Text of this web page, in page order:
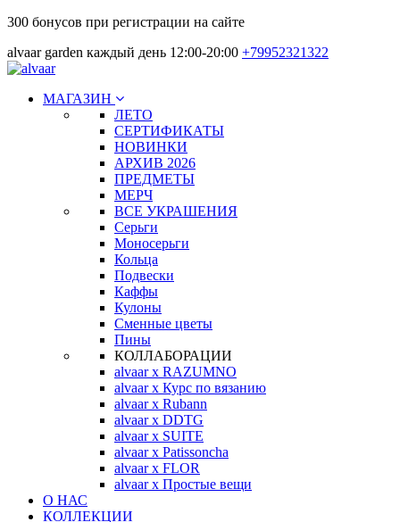
300 бонусов при регистрации на сайте
alvaar garden каждый день 12:00-20:00 +79952321322
МАГАЗИН
ЛЕТО
СЕРТИФИКАТЫ
НОВИНКИ
АРХИВ 2026
ПРЕДМЕТЫ
МЕРЧ
ВСЕ УКРАШЕНИЯ
Серьги
Моносерьги
Кольца
Подвески
Каффы
Кулоны
Сменные цветы
Пины
КОЛЛАБОРАЦИИ
alvaar x RAZUMNO
alvaar x Курс по вязанию
alvaar x Rubann
alvaar x DDTG
alvaar x SUITE
alvaar x Patissoncha
alvaar x FLOR
alvaar x Простые вещи
О НАС
КОЛЛЕКЦИИ